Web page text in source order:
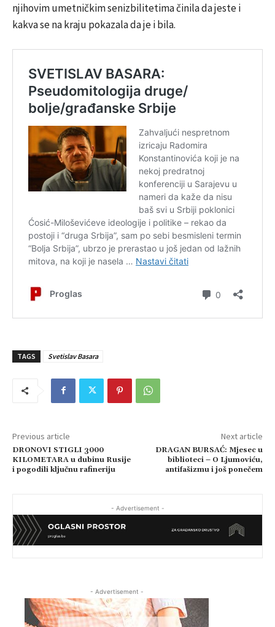
njihovim umetničkim senizbilitetima činila da jeste i
kakva se na kraju pokazala da je i bila.
TAGS Svetislav Basara
Previous article
DRONOVI STIGLI 3000
KILOMETARA u dubinu Rusije
i pogodili ključnu rafineriju
Next article
DRAGAN BURSAĆ: Mjesec u
biblioteci – O Ljumoviću,
antifašizmu i još ponečem
- Advertisement -
- Advertisement -